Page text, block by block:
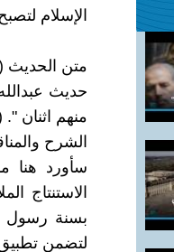
الإسلام
متن الحديث
حديث
منهم اثنان ". (أخرجه
الشرح
سأورد هنا
الاستنتاج
بسنة رسول
لتضمن تطبيق